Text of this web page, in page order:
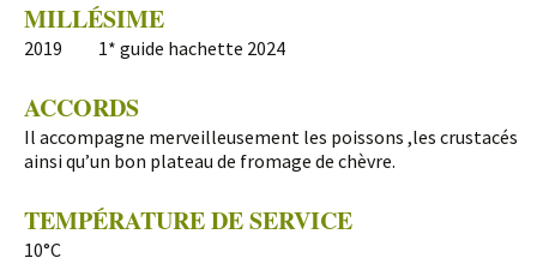
MILLÉSIME
2019 1* guide hachette 2024
ACCORDS
Il accompagne merveilleusement les poissons ,les crustacés
ainsi qu’un bon plateau de fromage de chèvre.
TEMPÉRATURE DE SERVICE
10°C